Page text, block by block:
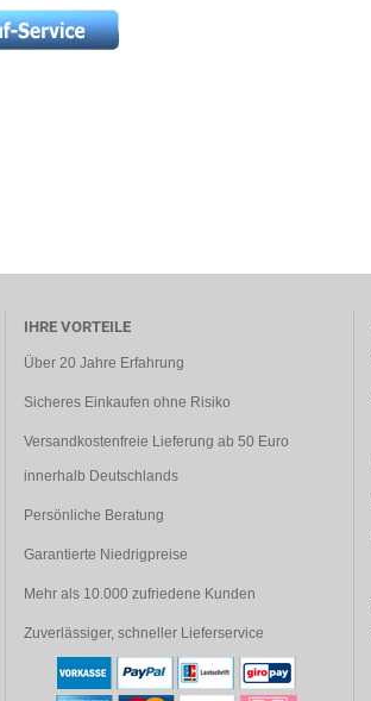
IHRE VORTEILE
Über 20 Jahre Erfahrung
Sicheres Einkaufen ohne Risiko
Versandkostenfreie Lieferung ab 50 Euro
innerhalb Deutschlands
Persönliche Beratung
Garantierte Niedrigpreise
Mehr als 10.000 zufriedene Kunden
Zuverlässiger, schneller Lieferservice